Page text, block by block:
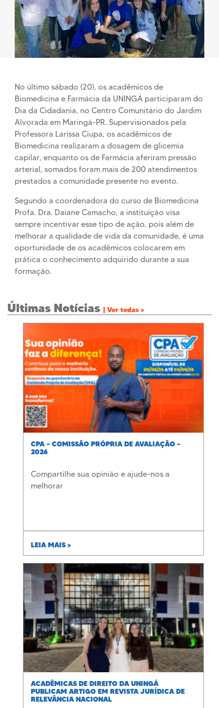
No último sábado (20), os acadêmicos de
Biomedicina e Farmácia da UNINGÁ participaram do
Dia da Cidadania, no Centro Comunitário do Jardim
Alvorada em Maringá-PR. Supervisionados pela
Professora Larissa Ciupa, os acadêmicos de
Biomedicina realizaram a dosagem de glicemia
capilar, enquanto os de Farmácia aferiram pressão
arterial , somados foram mais de 200 atendimentos
prestados a comunidade presente no evento.
Segundo a coordenadora do curso de Biomedicina
Profa. Dra. Daiane Camacho, a instituição visa
sempre incentivar esse tipo de ação, pois além de
melhorar a qualidade de vida da comunidade, é uma
oportunidade de os acadêmicos colocarem em
prática o conhecimento adquirido durante a sua
formação.
Últimas Notícias | Ver todas >
CPA – COMISSÃO PRÓPRIA DE AVALIAÇÃO –
2026
Compartilhe sua opinião e ajude-nos a
melhorar
LEIA MAIS >
ACADÊMICAS DE DIREITO DA UNINGÁ
PUBLICAM ARTIGO EM REVISTA JURÍDICA DE
RELEVÂNCIA NACIONAL